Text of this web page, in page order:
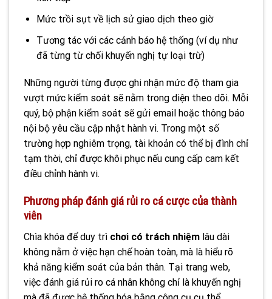
Mức trồi sụt về lịch sử giao dịch theo giờ
Tương tác với các cảnh báo hệ thống (ví dụ như
đã từng từ chối khuyến nghị tự loại trừ)
Những người từng được ghi nhận mức độ tham gia
vượt mức kiểm soát sẽ nằm trong diện theo dõi. Mỗi
quý, bộ phận kiểm soát sẽ gửi email hoặc thông báo
nội bộ yêu cầu cập nhật hành vi. Trong một số
trường hợp nghiêm trọng, tài khoản có thể bị đình chỉ
tạm thời, chỉ được khôi phục nếu cung cấp cam kết
điều chỉnh hành vi.
Phương pháp đánh giá rủi ro cá cược của thành
viên
Chìa khóa để duy trì chơi có trách nhiệm lâu dài
không nằm ở việc hạn chế hoàn toàn, mà là hiểu rõ
khả năng kiểm soát của bản thân. Tại trang web,
việc đánh giá rủi ro cá nhân không chỉ là khuyến nghị